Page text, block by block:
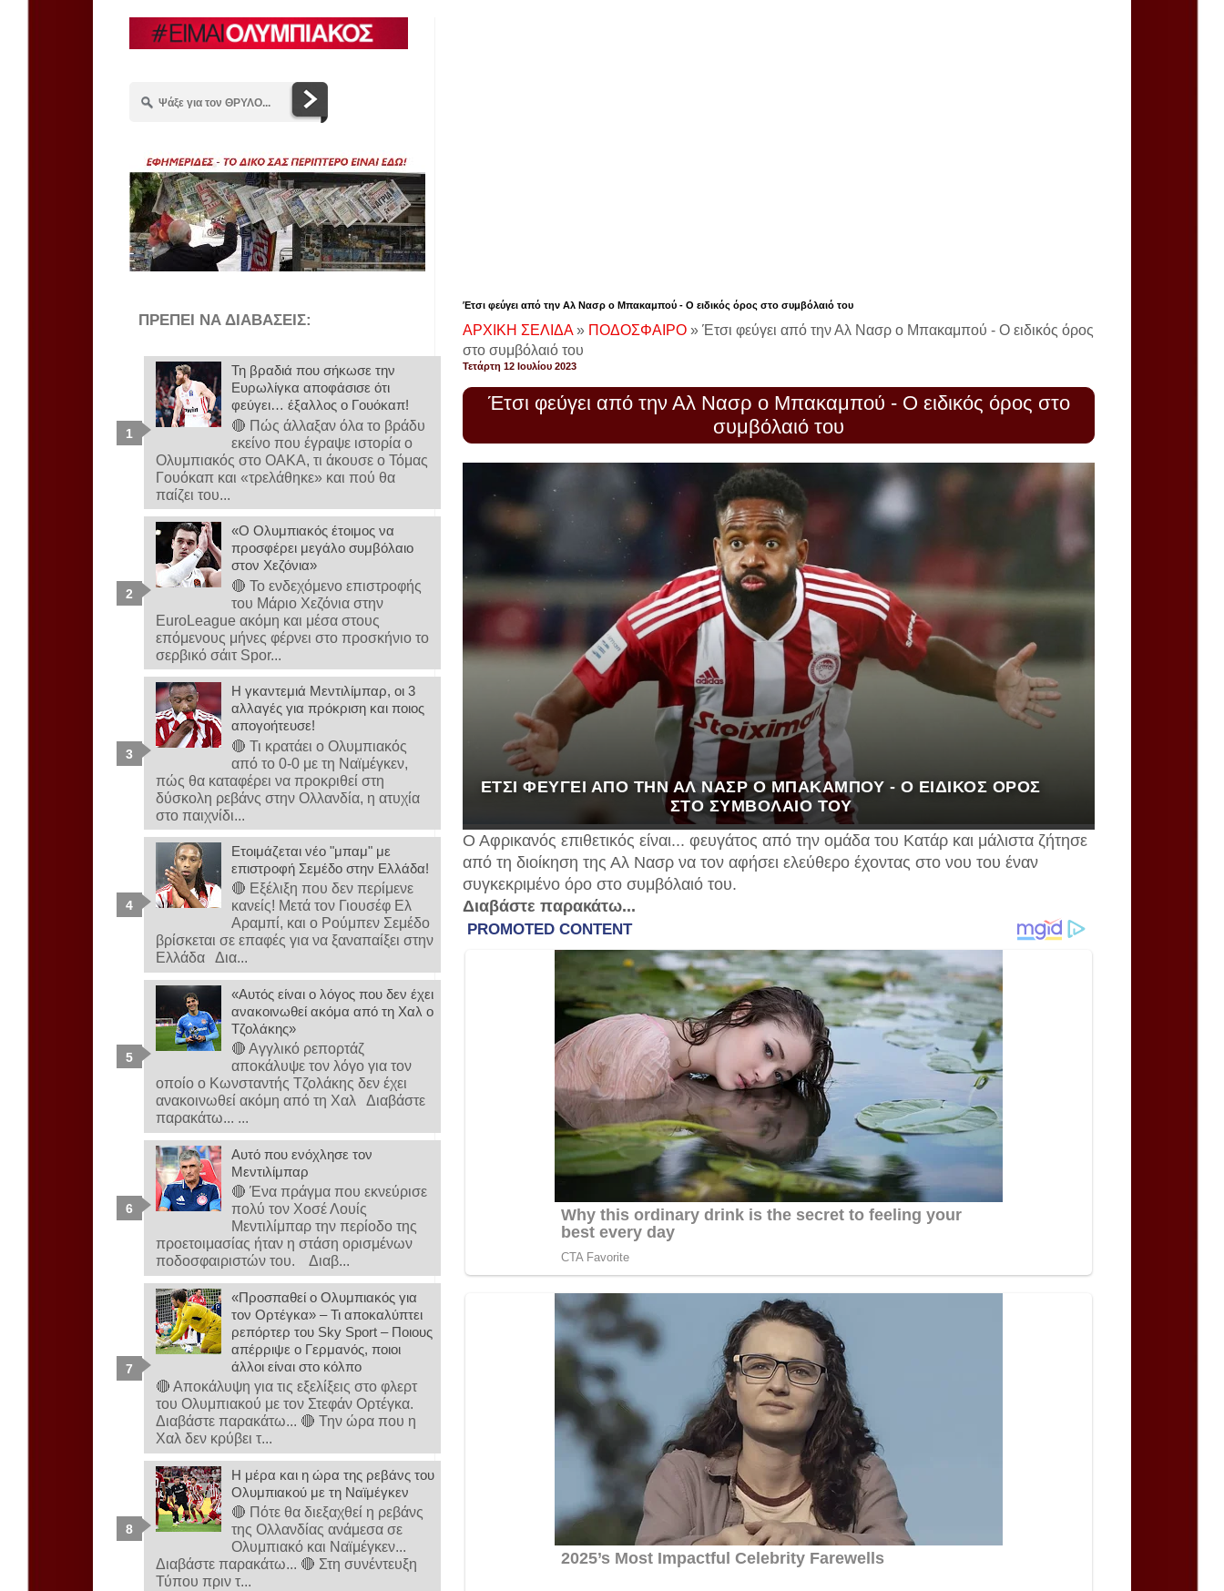
Έτσι φεύγει από την Αλ Νασρ ο Μπακαμπού - Ο ειδικός όρος στο συμβόλαιό του
ΑΡΧΙΚΗ ΣΕΛΙΔΑ» ΠΟΔΟΣΦΑΙΡΟ » Έτσι φεύγει από την Αλ Νασρ ο Μπακαμπού - Ο ειδικός όρος
στο συμβόλαιό του
Τετάρτη 12 Ιουλίου 2023
Έτσι φεύγει από την Αλ Νασρ ο Μπακαμπού - Ο ειδικός όρος στο
συμβόλαιό του
ΈΤΣΙ ΦΕΎΓΕΙ ΑΠΌ ΤΗΝ ΑΛ ΝΑΣΡ Ο ΜΠΑΚΑΜΠΟΎ - Ο ΕΙΔΙΚΌΣ ΌΡΟΣ
ΣΤΟ ΣΥΜΒΌΛΑΙΌ ΤΟΥ
Ο Αφρικανός επιθετικός είναι... φευγάτος από την ομάδα του Κατάρ και μάλιστα ζήτησε
από τη διοίκηση της Αλ Νασρ να τον αφήσει ελεύθερο έχοντας στο νου του έναν
συγκεκριμένο όρο στο συμβόλαιό του.
Διαβάστε παρακάτω...
ΠΡΕΠΕΙ ΝΑ ΔΙΑΒΑΣΕΙΣ:
Τη βραδιά που σήκωσε την
Ευρωλίγκα αποφάσισε ότι
φεύγει… έξαλλος ο Γουόκαπ!
🔴 Πώς άλλαξαν όλα το βράδυ
εκείνο που έγραψε ιστορία ο
Ολυμπιακός στο ΟΑΚΑ, τι άκουσε ο Τόμας
Γουόκαπ και «τρελάθηκε» και πού θα
παίζει του...
«Ο Ολυμπιακός έτοιμος να
προσφέρει μεγάλο συμβόλαιο
στον Χεζόνια»
🔴 Το ενδεχόμενο επιστροφής
του Μάριο Χεζόνια στην
EuroLeague ακόμη και μέσα στους
επόμενους μήνες φέρνει στο προσκήνιο το
σερβικό σάιτ Spor...
Η γκαντεμιά Μεντιλίμπαρ, οι 3
αλλαγές για πρόκριση και ποιος
απογοήτευσε!
🔴 Τι κρατάει ο Ολυμπιακός
από το 0-0 με τη Ναϊμέγκεν,
πώς θα καταφέρει να προκριθεί στη
δύσκολη ρεβάνς στην Ολλανδία, η ατυχία
στο παιχνίδι...
Ετοιμάζεται νέο "μπαμ" με
επιστροφή Σεμέδο στην Ελλάδα!
🔴 Εξέλιξη που δεν περίμενε
κανείς! Μετά τον Γιουσέφ Ελ
Αραμπί, και ο Ρούμπεν Σεμέδο
βρίσκεται σε επαφές για να ξαναπαίξει στην
Ελλάδα Δια...
«Αυτός είναι ο λόγος που δεν έχει
ανακοινωθεί ακόμα από τη Χαλ ο
Τζολάκης»
🔴 Αγγλικό ρεπορτάζ
αποκάλυψε τον λόγο για τον
οποίο ο Κωνσταντής Τζολάκης δεν έχει
ανακοινωθεί ακόμη από τη Χαλ Διαβάστε
παρακάτω... ...
Αυτό που ενόχλησε τον
Μεντιλίμπαρ
🔴 Ένα πράγμα που εκνεύρισε
πολύ τον Χοσέ Λουίς
Μεντιλίμπαρ την περίοδο της
προετοιμασίας ήταν η στάση ορισμένων
ποδοσφαιριστών του. Διαβ...
«Προσπαθεί ο Ολυμπιακός για
τον Ορτέγκα» – Τι αποκαλύπτει
ρεπόρτερ του Sky Sport – Ποιους
απέρριψε ο Γερμανός, ποιοι
άλλοι είναι στο κόλπο
🔴 Αποκάλυψη για τις εξελίξεις στο φλερτ
του Ολυμπιακού με τον Στεφάν Ορτέγκα.
Διαβάστε παρακάτω... 🔴 Την ώρα που η
Χαλ δεν κρύβει τ...
Η μέρα και η ώρα της ρεβάνς του
Ολυμπιακού με τη Ναϊμέγκεν
🔴 Πότε θα διεξαχθεί η ρεβάνς
της Ολλανδίας ανάμεσα σε
Ολυμπιακό και Ναϊμέγκεν...
Διαβάστε παρακάτω... 🔴 Στη συνέντευξη
Τύπου πριν τ...